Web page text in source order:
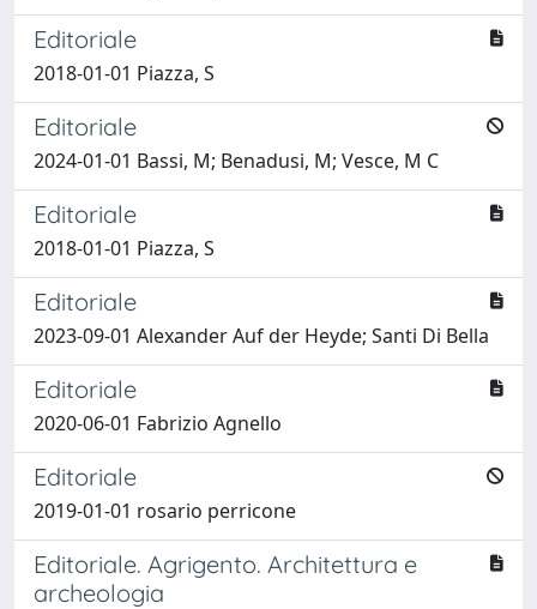
Editoriale
2018-01-01 Piazza, S
Editoriale
2024-01-01 Bassi, M; Benadusi, M; Vesce, M C
Editoriale
2018-01-01 Piazza, S
Editoriale
2023-09-01 Alexander Auf der Heyde; Santi Di Bella
Editoriale
2020-06-01 Fabrizio Agnello
Editoriale
2019-01-01 rosario perricone
Editoriale. Agrigento. Architettura e
archeologia